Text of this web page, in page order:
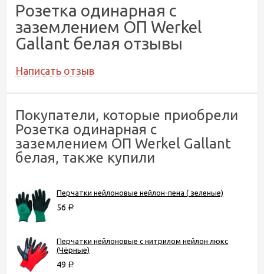
Розетка одинарная с
заземлением ОП Werkel
Gallant белая отзывы
Написать отзыв
Покупатели, которые приобрели
Розетка одинарная с
заземлением ОП Werkel Gallant
белая, также купили
Перчатки нейлоновые нейлон-пена ( зеленые)
56 Р
Перчатки нейлоновые с нитрилом нейлон люкс
(Чёрные)
49 Р